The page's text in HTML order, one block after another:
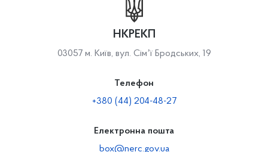
НКРЕКП
03057 м. Київ, вул. Сімʼї Бродських, 19
Телефон
+380 (44) 204-48-27
Електронна пошта
box@nerc.gov.ua